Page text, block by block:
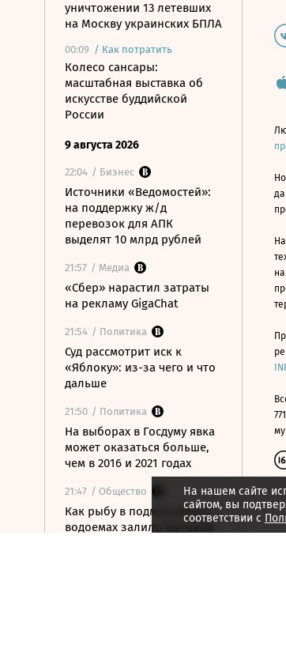
уничтожении 13 летевших
на Москву украинских БПЛА
00:09 / Как потратить
Колесо сансары:
масштабная выставка об
искусстве буддийской
России
9 августа 2026
22:04 / Бизнес
Источники «Ведомостей»:
на поддержку ж/д
перевозок для АПК
выделят 10 млрд рублей
21:57 / Медиа
«Сбер» нарастил затраты
на рекламу GigaChat
21:54 / Политика
Суд рассмотрит иск к
«Яблоку»: из-за чего и что
дальше
21:50 / Политика
На выборах в Госдуму явка
может оказаться больше,
чем в 2016 и 2021 годах
21:47 / Общество
Как рыбу в подмосковных
водоемах залило бытовой
На нашем сайте
сайтом, вы
соответствии с